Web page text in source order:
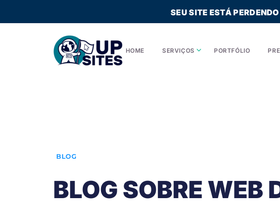
SEU SITE ESTÁ
HOME SERVIÇOS PORTFÓLIO
BLOG
BLOG SOBRE WEB